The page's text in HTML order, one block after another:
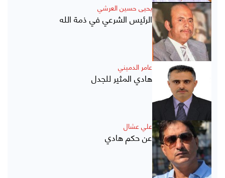
يحيى حسين العرشي
الرئيس الشرعي في ذمة الله
عامر الدميني
هادي المثير للجدل
علي عشال
عن حكم هادي